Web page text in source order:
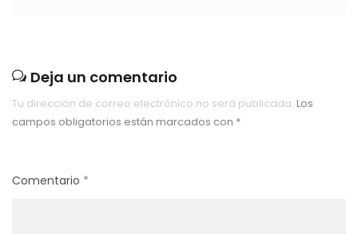
Deja un comentario
Tu dirección de correo electrónico no será publicada. Los
campos obligatorios están marcados con *
Comentario *